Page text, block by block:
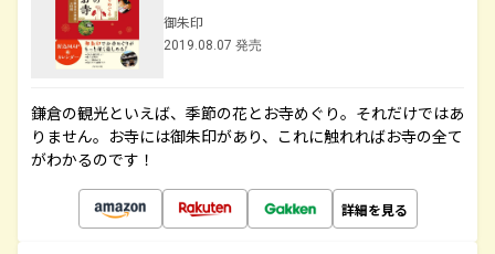
御朱印
2019.08.07 発売
鎌倉の観光といえば、季節の花とお寺めぐり。それだけではあ
りません。お寺には御朱印があり、これに触れればお寺の全て
がわかるのです！
詳細を見る